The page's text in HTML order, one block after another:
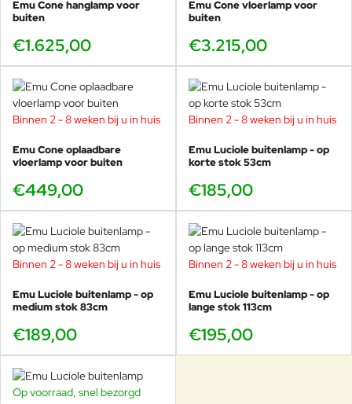
Murano maakte het mogelijk om twee industrieën te
van een reeks glaswerk geblazen door Nasomoretti voor
Emugroup, respectievelijk toonaangevende bedrijven in
Murano-glas en tuinmeubilair. Alfredo Chiaramonte werd
geboren in 1961 in Bologna en studeerde aan de faculteit
Bouwkunde van Venetië. Marco Marin werd geboren in
1964 in Venetië en studeerde af aan de Academie voor
Schone Kunsten, gespecialiseerd in industrieel ontwerp.
Ze werkten samen met bekende bedrijven zoals Miniforms,
Emu Group, Bonaldo, Vistosi, Nasonmoretti, Andromeda
International, Hoffman Italia, Renault Italia, Moulinex,
Europees Centrum voor het behoud van het architecturale
erfgoed in Venetië. Door de jaren heen hebben ze vele
erkenningen ontvangen en sommige van hun werken zijn
internationale musea, zoals Museo Correr in Venetië,
van Venetië toen ze met Yoko Ono werkten.
Emu Cone hanglamp voor
buiten
€1.625,00
Emu Cone vloerlamp voor
buiten
€3.215,00
Binnen 2 - 8 weken bij u in huis
Emu Cone oplaadbare
vloerlamp voor buiten
€449,00
Binnen 2 - 8 weken bij u in huis
Emu Luciole buitenlamp - op
korte stok 53cm
€185,00
Binnen 2 - 8 weken bij u in huis
Emu Luciole buitenlamp - op
medium stok 83cm
€189,00
Binnen 2 - 8 weken bij u in huis
Emu Luciole buitenlamp - op
lange stok 113cm
€195,00
Op voorraad, snel bezorgd